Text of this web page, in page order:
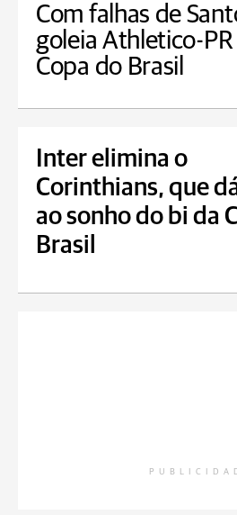
Com falhas de
goleia Athletico-PR
Copa do Brasil
Inter elimina o
Corinthians, que
ao sonho do bi da
Brasil